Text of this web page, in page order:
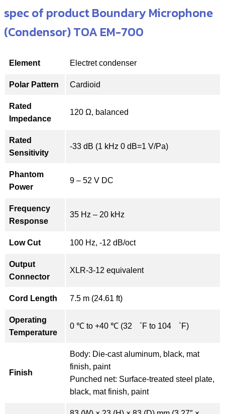
spec of product Boundary Microphone
(Condensor) TOA EM-700
Element Electret condenser
Polar Pattern Cardioid
Rated
Impedance
120 Ω, balanced
Rated
Sensitivity
-33 dB (1 kHz 0 dB=1 V/Pa)
Phantom
Power
9 – 52 V DC
Frequency
Response
35 Hz – 20 kHz
Low Cut 100 Hz, -12 dB/oct
Output
Connector
XLR-3-12 equivalent
Cord Length 7.5 m (24.61 ft)
Operating
Temperature
0 ℃ to +40 ℃ (32 ゜F to 104 ゜F)
Finish
Body: Die-cast aluminum, black, mat
finish, paint
Punched net: Surface-treated steel plate,
black, mat finish, paint